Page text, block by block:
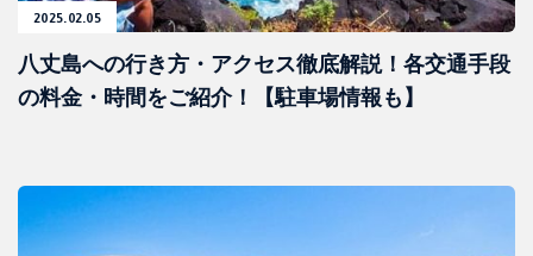
2025.02.05
八丈島への行き方・アクセス徹底解説！各交通手段
の料金・時間をご紹介！【駐車場情報も】